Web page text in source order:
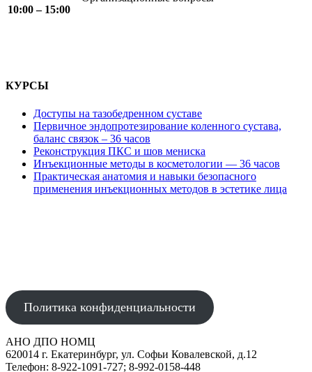
10:00 – 15:00
КУРСЫ
Доступы на тазобедренном суставе
Первичное эндопротезирование коленного сустава,
баланс связок – 36 часов
Реконструкция ПКС и шов мениска
Инъекционные методы в косметологии — 36 часов
Практическая анатомия и навыки безопасного
применения инъекционных методов в эстетике лица
Политика конфиденциальности
АНО ДПО НОМЦ
620014 г. Екатеринбург, ул. Софьи Ковалевской, д.12
Телефон: 8-922-1091-727; 8-992-0158-448